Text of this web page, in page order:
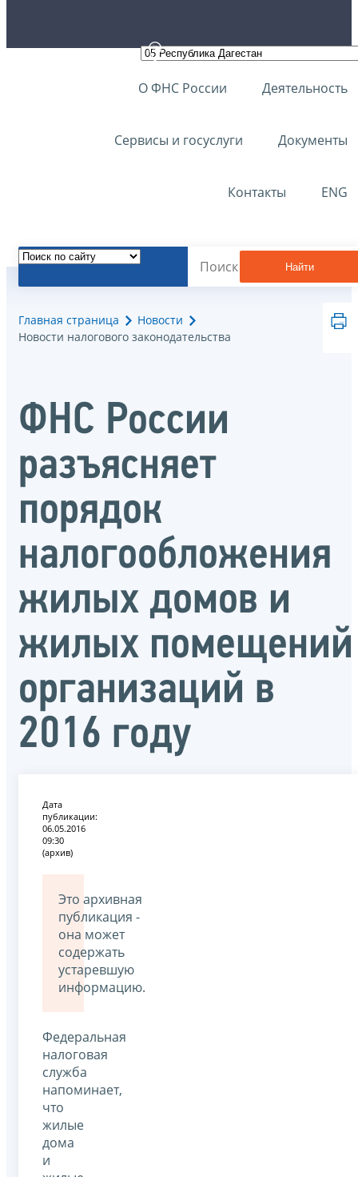
О ФНС России Деятельность
Сервисы и госуслуги Документы
Контакты ENG
Найти
Главная страница
Новости
Новости налогового законодательства
ФНС России
разъясняет
порядок
налогообложения
жилых домов и
жилых помещений
организаций в
2016 году
Дата
публикации:
06.05.2016
09:30
(архив)
Это архивная
публикация -
она может
содержать
устаревшую
информацию.
Федеральная
налоговая
служба
напоминает,
что
жилые
дома
и